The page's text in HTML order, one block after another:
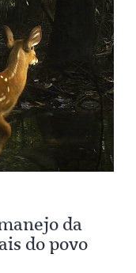
da
do povo